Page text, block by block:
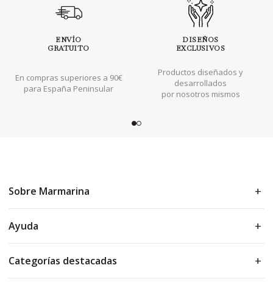
ENVÍO
GRATUITO
En compras superiores a 90€
para España Peninsular
DISEÑOS
EXCLUSIVOS
Productos diseñados y
desarrollados
por nosotros mismos
Sobre Marmarina
Ayuda
Categorías destacadas